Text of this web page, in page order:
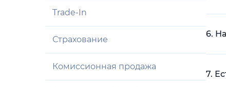
Trade-In
Страхование
Комиссионная продажа
6.
7.